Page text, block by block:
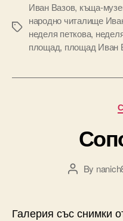
Tags
Иван Вазов, къща-
народно читалище
неделя петкова,
площад, площад Иван
PostBy
Галерия със снимки